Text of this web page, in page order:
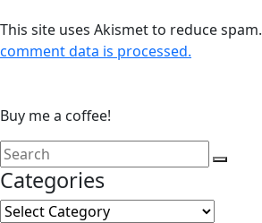
This site uses Akismet to reduce spam.
comment data is processed.
Buy me a coffee!
Categories
Categories